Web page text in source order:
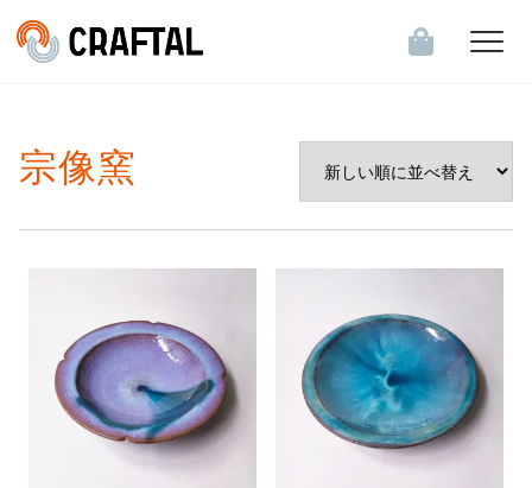
会員登録・ログイン
宗像窯